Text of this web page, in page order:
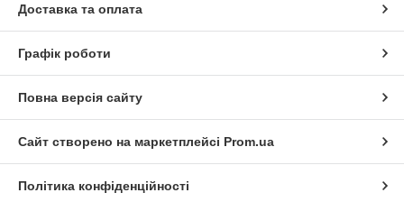
Доставка та оплата
Графік роботи
Повна версія сайту
Сайт створено на маркетплейсі Prom.ua
Політика конфіденційності